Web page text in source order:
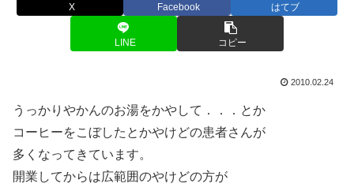
X Facebook はてブ
LINE コピー
2010.02.24
うっかりやかんのお湯をかやして．．．とか
コーヒーをこぼしたとかやけどの患者さんが
多くなってきています。
開業してからは広範囲のやけどの方が